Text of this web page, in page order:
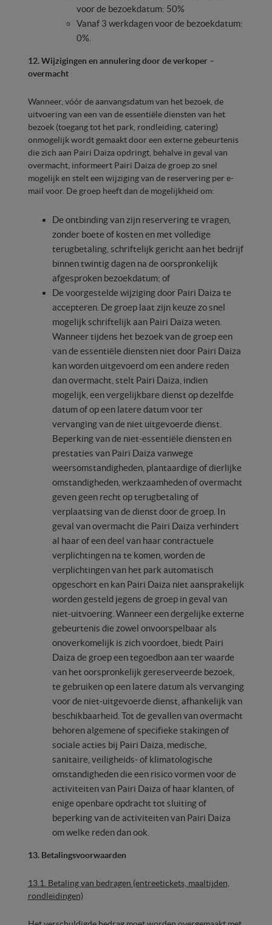
voor de bezoekdatum: 50%
Vanaf 3 werkdagen voor de bezoekdatum:
0%.
12. Wijzigingen en annulering door de verkoper –
overmacht
Wanneer, vóór de aanvangsdatum van het bezoek, de
uitvoering van een van de essentiële diensten van het
bezoek (toegang tot het park, rondleiding, catering)
onmogelijk wordt gemaakt door een externe gebeurtenis
die zich aan Pairi Daiza opdringt, behalve in geval van
overmacht, informeert Pairi Daiza de groep zo snel
mogelijk en stelt een wijziging van de reservering per e-
mail voor. De groep heeft dan de mogelijkheid om:
De ontbinding van zijn reservering te vragen,
zonder boete of kosten en met volledige
terugbetaling, schriftelijk gericht aan het bedrijf
binnen twintig dagen na de oorspronkelijk
afgesproken bezoekdatum; of
De voorgestelde wijziging door Pairi Daiza te
accepteren. De groep laat zijn keuze zo snel
mogelijk schriftelijk aan Pairi Daiza weten.
Wanneer tijdens het bezoek van de groep een
van de essentiële diensten niet door Pairi Daiza
kan worden uitgevoerd om een andere reden
dan overmacht, stelt Pairi Daiza, indien
mogelijk, een vergelijkbare dienst op dezelfde
datum of op een latere datum voor ter
vervanging van de niet uitgevoerde dienst.
Beperking van de niet-essentiële diensten en
prestaties van Pairi Daiza vanwege
weersomstandigheden, plantaardige of dierlijke
omstandigheden, werkzaamheden of overmacht
geven geen recht op terugbetaling of
verplaatsing van de dienst door de groep. In
geval van overmacht die Pairi Daiza verhindert
al haar of een deel van haar contractuele
verplichtingen na te komen, worden de
verplichtingen van het park automatisch
opgeschort en kan Pairi Daiza niet aansprakelijk
worden gesteld jegens de groep in geval van
niet-uitvoering. Wanneer een dergelijke externe
gebeurtenis die zowel onvoorspelbaar als
onoverkomelijk is zich voordoet, biedt Pairi
Daiza de groep een tegoedbon aan ter waarde
van het oorspronkelijk gereserveerde bezoek,
te gebruiken op een latere datum als vervanging
voor de niet-uitgevoerde dienst, afhankelijk van
beschikbaarheid. Tot de gevallen van overmacht
behoren algemene of specifieke stakingen of
sociale acties bij Pairi Daiza, medische,
sanitaire, veiligheids- of klimatologische
omstandigheden die een risico vormen voor de
activiteiten van Pairi Daiza of haar klanten, of
enige openbare opdracht tot sluiting of
beperking van de activiteiten van Pairi Daiza
om welke reden dan ook.
13. Betalingsvoorwaarden
13.1. Betaling van bedragen (entreetickets, maaltijden,
rondleidingen)